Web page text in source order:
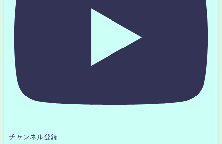
チャンネル登録